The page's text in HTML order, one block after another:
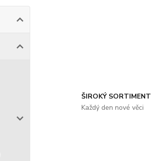
ŠIROKÝ SORTIMENT
Každý den nové věci